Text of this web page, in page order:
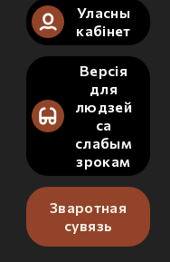
Уласны
кабінет
Версія
для
людзей
са
слабым
зрокам
Зваротная
сувязь